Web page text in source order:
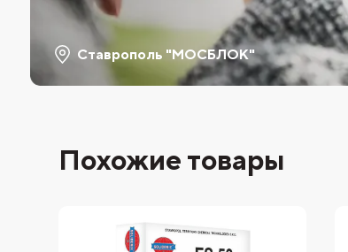
Ставрополь "МОСБЛОК"
Похожие товары